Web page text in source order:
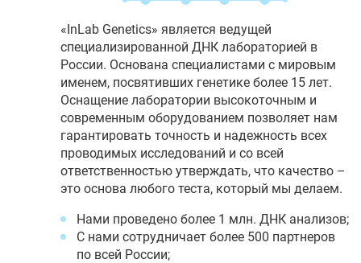
«InLab Genetics» является ведущей
специализированной ДНК лабораторией в
России. Основана специалистами с мировым
именем, посвятивших генетике более 15 лет.
Оснащение лаборатории высокоточным и
современным оборудованием позволяет нам
гарантировать точность и надежность всех
проводимых исследований и со всей
ответственностью утверждать, что качество –
это основа любого теста, который мы делаем.
Нами проведено более 1 млн. ДНК анализов;
С нами сотрудничает более 500 партнеров
по всей России;